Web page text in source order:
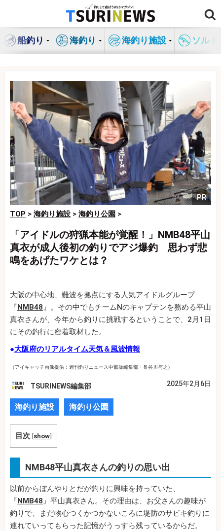
ン
船釣り 海釣り 海釣り施設 ソル
PR
TOP > 海釣り施設 > 海釣り公園 >
「アイドルの狩猟本能が覚醒！」NMB48平山
真衣が成人後初の釣りでアジ爆釣 思わず悲
鳴をあげたワケとは？
大阪の中心地、難波を拠点にする人気アイドルグループ
『NMB48』。その中でもチームNのキャプテンを務める平山
真衣さんが、今年から釣りに挑戦するということで、2月1日
にその釣行に密着取材した。
●大阪府のリアルタイム天気＆風波情報
（アイキャッチ画像提供：週刊釣りニュース中部版編集部・長谷川与之）
TSURINEWS編集部 2025年2月6日
海釣り施設 海釣り公園
目次 [show]
NMB48平山真衣さんの釣りの思い出
以前からぼんやりとだが釣りに興味を持っていた、
『NMB48』平山真衣さん。その理由は、お父さんの趣味が
釣りで、まだ物心つくかつかないころに堤防のサビキ釣りに
連れていってもらった記憶がうっすら残っているからだ。